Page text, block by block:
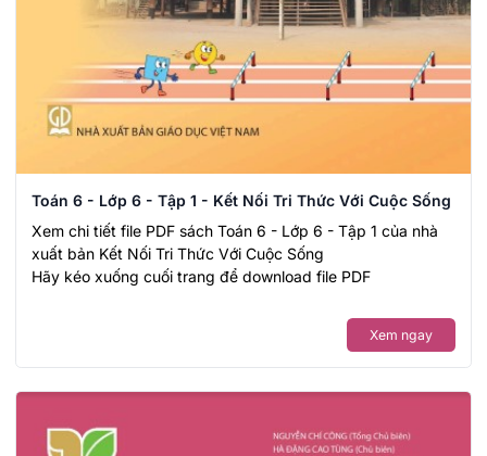
Toán 6 - Lớp 6 - Tập 1 - Kết Nối Tri Thức Với Cuộc Sống
Xem chi tiết file PDF sách Toán 6 - Lớp 6 - Tập 1 của nhà
xuất bản Kết Nối Tri Thức Với Cuộc Sống
Hãy kéo xuống cuối trang để download file PDF
Xem ngay